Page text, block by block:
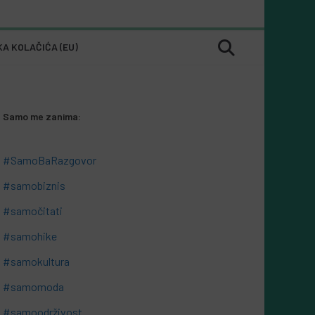
KOLAČIĆA (EU)
Samo me zanima:
#SamoBaRazgovor
#samobiznis
#samočitati
#samohike
#samokultura
#samomoda
#samoodrživost